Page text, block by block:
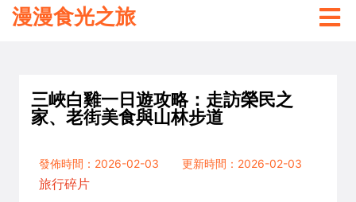
漫漫食光之旅
三峽白雞一日遊攻略：走訪榮民之
家、老街美食與山林步道
發佈時間：2026-02-03
更新時間：2026-02-03
旅行碎片